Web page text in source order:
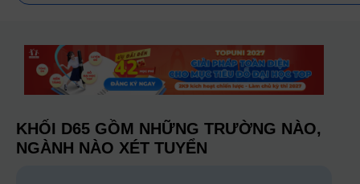
KHỐI D65 GỒM NHỮNG TRƯỜNG NÀO,
NGÀNH NÀO XÉT TUYỂN